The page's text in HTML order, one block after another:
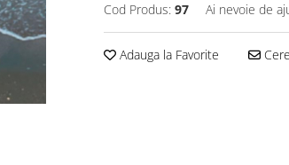
Cod Produs: 97 Ai nevoie de
Adauga la Favorite